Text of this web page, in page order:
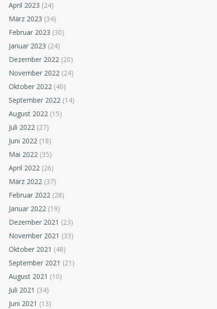
April 2023 (24)
März 2023 (34)
Februar 2023 (30)
Januar 2023 (24)
Dezember 2022 (20)
November 2022 (24)
Oktober 2022 (40)
September 2022 (14)
August 2022 (15)
Juli 2022 (27)
Juni 2022 (18)
Mai 2022 (35)
April 2022 (26)
März 2022 (37)
Februar 2022 (28)
Januar 2022 (19)
Dezember 2021 (23)
November 2021 (33)
Oktober 2021 (48)
September 2021 (21)
August 2021 (10)
Juli 2021 (34)
Juni 2021 (13)